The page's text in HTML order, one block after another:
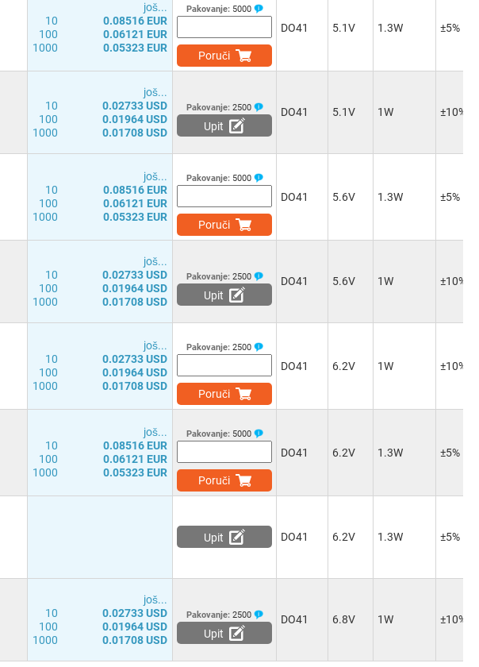
јоš...
10
0.08516 EUR
100
0.06121 EUR
1000
0.05323 EUR
Pakovanje: 5000
Poruči
DO41 5.1V 1.3W ±5%
јоš...
10
0.02733 USD
100
0.01964 USD
1000
0.01708 USD
Pakovanje: 2500
Upit
DO41 5.1V 1W ±10%
јоš...
10
0.08516 EUR
100
0.06121 EUR
1000
0.05323 EUR
Pakovanje: 5000
Poruči
DO41 5.6V 1.3W ±5%
јоš...
10
0.02733 USD
100
0.01964 USD
1000
0.01708 USD
Pakovanje: 2500
Upit
DO41 5.6V 1W ±10%
јоš...
10
0.02733 USD
100
0.01964 USD
1000
0.01708 USD
Pakovanje: 2500
Poruči
DO41 6.2V 1W ±10%
јоš...
10
0.08516 EUR
100
0.06121 EUR
1000
0.05323 EUR
Pakovanje: 5000
Poruči
DO41 6.2V 1.3W ±5%
Upit DO41 6.2V 1.3W ±5%
јоš...
10
0.02733 USD
100
0.01964 USD
1000
0.01708 USD
Pakovanje: 2500
Upit
DO41 6.8V 1W ±10%